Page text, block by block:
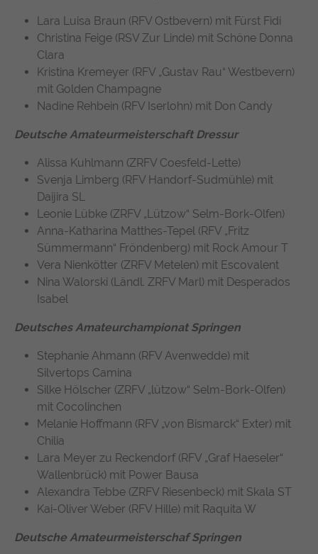
Lara Luisa Braun (RFV Ostbevern) mit Fürst Fidi
Christina Feige (RSV Zur Linde) mit Schöne Donna
Clara
Kristina Kremeyer (RFV „Gustav Rau“ Westbevern)
mit Golden Champagne
Nadine Rehbein (RFV Iserlohn) mit Don Candy
Deutsche Amateurmeisterschaft Dressur
Alissa Kuhlmann (ZRFV Coesfeld-Lette)
Svenja Limberg (RFV Handorf-Sudmühle) mit
Daijira SL
Leonie Lübke (ZRFV „Lützow“ Selm-Bork-Olfen)
Anna-Katharina Matthes-Tepel (RFV „Fritz
Sümmermann“ Fröndenberg) mit Rock Amour T
Vera Nienkötter (ZRFV Metelen) mit Escovalent
Nina Walorski (Ländl. ZRFV Marl) mit Desperados
Isabel
Deutsches Amateurchampionat Springen
Stephanie Ahmann (RFV Avenwedde) mit
Silvertops Camina
Silke Hölscher (ZRFV „lützow“ Selm-Bork-Olfen)
mit Cocolinchen
Melanie Hoffmann (RFV „von Bismarck“ Exter) mit
Chilia
Lara Meyer zu Reckendorf (RFV „Graf Haeseler“
Wallenbrück) mit Power Bausa
Alexandra Tebbe (ZRFV Riesenbeck) mit Skala ST
Kai-Oliver Weber (RFV Hille) mit Raquita W
Deutsche Amateurmeisterschaf Springen